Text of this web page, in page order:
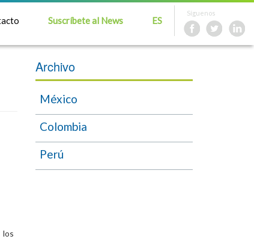
Suscríbete al News ES
Síguenos
los
Archivo
México
Colombia
Perú